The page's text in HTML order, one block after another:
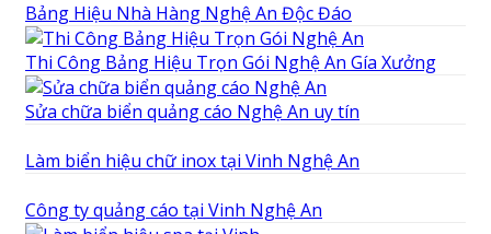
Bảng Hiệu Nhà Hàng Nghệ An Độc Đáo
Thi Công Bảng Hiệu Trọn Gói Nghệ An Gía Xưởng
Sửa chữa biển quảng cáo Nghệ An uy tín
Làm biển hiệu chữ inox tại Vinh Nghệ An
Công ty quảng cáo tại Vinh Nghệ An